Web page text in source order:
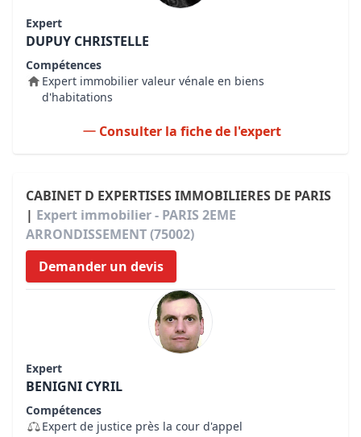
Expert
DUPUY CHRISTELLE
Compétences
Expert immobilier valeur vénale en biens
d'habitations
Consulter la fiche de l'expert
CABINET D EXPERTISES IMMOBILIERES DE PARIS
| Expert immobilier - PARIS 2EME
ARRONDISSEMENT (75002)
Demander un devis
Expert
BENIGNI CYRIL
Compétences
Expert de justice près la cour d'appel